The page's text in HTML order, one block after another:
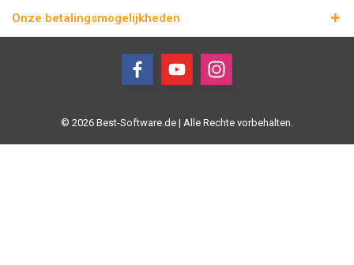
Onze betalingsmogelijkheden
© 2026 Best-Software.de | Alle Rechte vorbehalten.